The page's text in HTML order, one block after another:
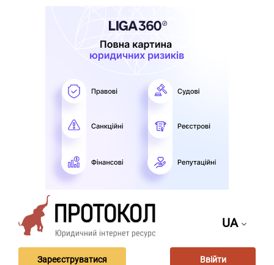
UA
Зареєструватися Ввійти